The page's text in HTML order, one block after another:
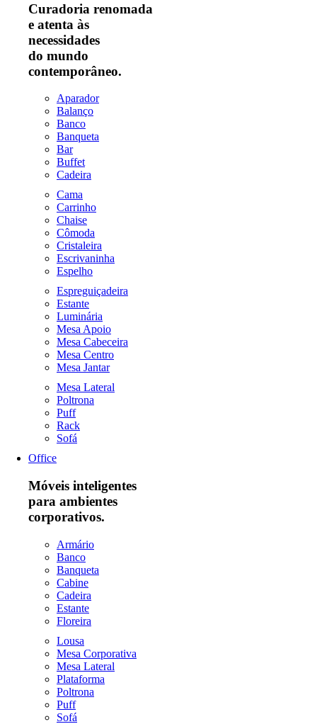
Curadoria renomada
e atenta às
necessidades
do mundo
contemporâneo.
Aparador
Balanço
Banco
Banqueta
Bar
Buffet
Cadeira
Cama
Carrinho
Chaise
Cômoda
Cristaleira
Escrivaninha
Espelho
Espreguiçadeira
Estante
Luminária
Mesa Apoio
Mesa Cabeceira
Mesa Centro
Mesa Jantar
Mesa Lateral
Poltrona
Puff
Rack
Sofá
Office
Móveis inteligentes
para ambientes
corporativos.
Armário
Banco
Banqueta
Cabine
Cadeira
Estante
Floreira
Lousa
Mesa Corporativa
Mesa Lateral
Plataforma
Poltrona
Puff
Sofá